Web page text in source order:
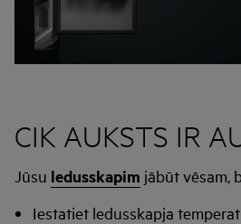
CIK AUKSTS IR
Jūsu ledusskapim jābūt vēsam,
Iestatiet ledusskapja